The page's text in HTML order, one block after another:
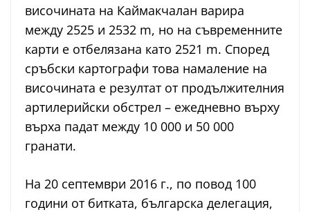
височината на Каймакчалан варира
между 2525 и 2532 m, но на съвременните
карти е отбелязана като 2521 m. Според
сръбски картографи това намаление на
височината е резултат от продължителния
артилерийски обстрел – ежедневно върху
върха падат между 10 000 и 50 000
гранати.
На 20 септември 2016 г., по повод 100
години от битката, българска делегация,